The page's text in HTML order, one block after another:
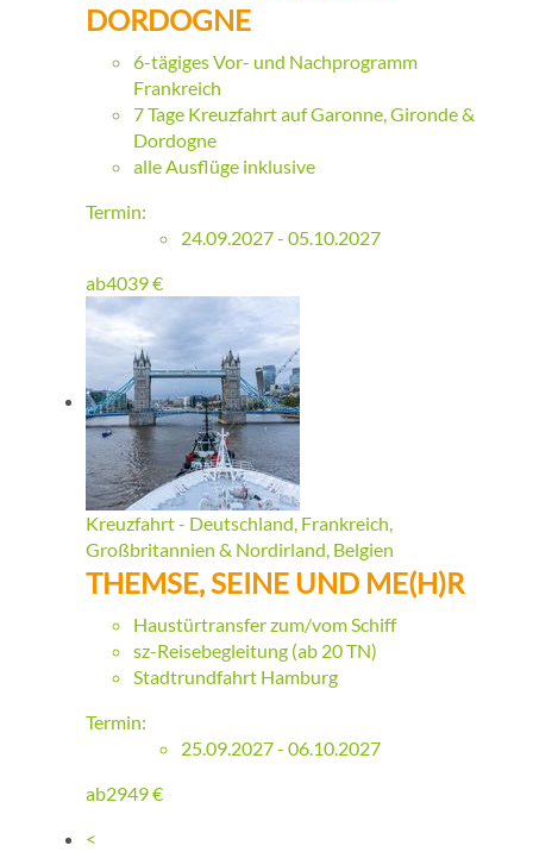
DORDOGNE
6-tägiges Vor- und Nachprogramm
Frankreich
7 Tage Kreuzfahrt auf Garonne, Gironde &
Dordogne
alle Ausflüge inklusive
Termin:
24.09.2027 - 05.10.2027
ab4039€
Kreuzfahrt - Deutschland, Frankreich,
Großbritannien & Nordirland, Belgien
THEMSE, SEINE UND ME(H)R
Haustürtransfer zum/vom Schiff
sz-Reisebegleitung (ab 20 TN)
Stadtrundfahrt Hamburg
Termin:
25.09.2027 - 06.10.2027
ab2949€
<